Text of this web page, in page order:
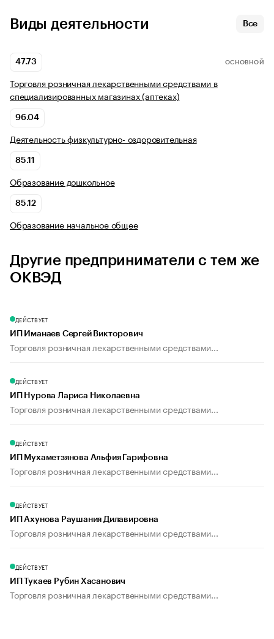
Виды деятельности Все
47.73 ОСНОВНОЙ
Торговля розничная лекарственными средствами в
специализированных магазинах (аптеках)
96.04
Деятельность физкультурно- оздоровительная
85.11
Образование дошкольное
85.12
Образование начальное общее
Другие предприниматели с тем же
ОКВЭД
ДЕЙСТВУЕТ
ИП Иманаев Сергей Викторович
Торговля розничная лекарственными средствами...
ДЕЙСТВУЕТ
ИП Нурова Лариса Николаевна
Торговля розничная лекарственными средствами...
ДЕЙСТВУЕТ
ИП Мухаметзянова Альфия Гарифовна
Торговля розничная лекарственными средствами...
ДЕЙСТВУЕТ
ИП Ахунова Раушания Дилавировна
Торговля розничная лекарственными средствами...
ДЕЙСТВУЕТ
ИП Тукаев Рубин Хасанович
Торговля розничная лекарственными средствами...